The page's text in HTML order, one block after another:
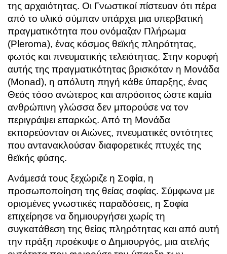
της αρχαιότητας. Οι Γνωστικοί πίστευαν ότι πέρα
από το υλικό σύμπαν υπάρχει μια υπερβατική
πραγματικότητα που ονόμαζαν Πλήρωμα
(Pleroma), ένας κόσμος θεϊκής πληρότητας,
φωτός και πνευματικής τελειότητας. Στην κορυφή
αυτής της πραγματικότητας βρισκόταν η Μονάδα
(Monad), η απόλυτη πηγή κάθε ύπαρξης, ένας
Θεός τόσο ανώτερος και απρόσιτος ώστε καμία
ανθρώπινη γλώσσα δεν μπορούσε να τον
περιγράψει επαρκώς. Από τη Μονάδα
εκπορεύονταν οι Αιώνες, πνευματικές οντότητες
που αντανακλούσαν διαφορετικές πτυχές της
θεϊκής φύσης.
Ανάμεσά τους ξεχώριζε η Σοφία, η
προσωποποίηση της θείας σοφίας. Σύμφωνα με
ορισμένες γνωστικές παραδόσεις, η Σοφία
επιχείρησε να δημιουργήσει χωρίς τη
συγκατάθεση της θείας πληρότητας και από αυτή
την πράξη προέκυψε ο Δημιουργός, μια ατελής